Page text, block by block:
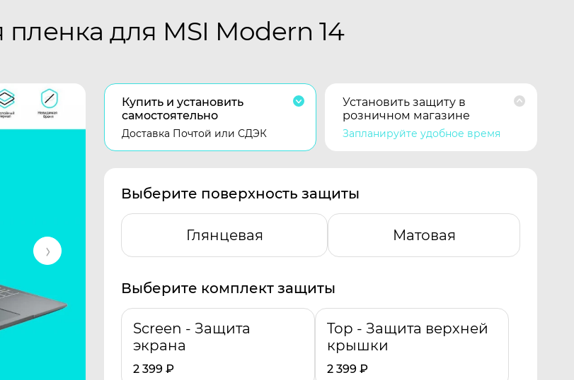
для MSI Modern 14
Купить и установить
самостоятельно
Доставка Почтой или СДЭК
Установить защиту в
розничном магазине
Запланируйте удобное время
Выберите поверхность защиты
Глянцевая Матовая
Выберите комплект защиты
Screen - Защита
экрана
2 399 ₽
Top - Защита верхней
крышки
2 399 ₽